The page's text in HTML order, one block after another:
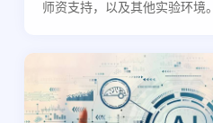
师资支持，以及其他实验环境。